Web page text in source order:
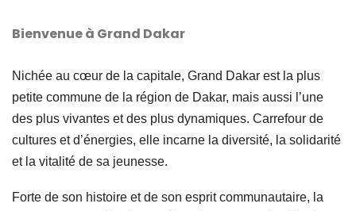
Bienvenue à Grand Dakar
Nichée au cœur de la capitale, Grand Dakar est la plus
petite commune de la région de Dakar, mais aussi l’une
des plus vivantes et des plus dynamiques. Carrefour de
cultures et d’énergies, elle incarne la diversité, la solidarité
et la vitalité de sa jeunesse.
Forte de son histoire et de son esprit communautaire, la